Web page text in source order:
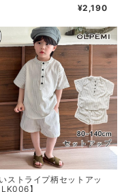
¥2,190
ストライプ柄セットアッ
】